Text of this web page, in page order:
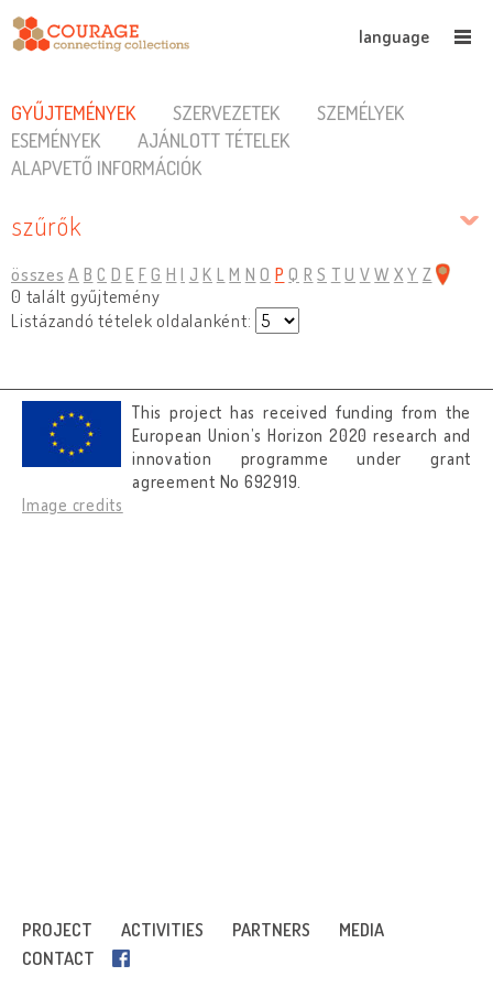
language
PROJECT ACTIVITIES PARTNERS
MEDIA
CONTACT
GYŰJTEMÉNYEK SZERVEZETEK
SZEMÉLYEK
ESEMÉNYEK
AJÁNLOTT TÉTELEK
ALAPVETŐ INFORMÁCIÓK
szűrők
összes A B C D E F G H I J K L M N O P Q R S T U V W X Y Z
0 talált gyűjtemény
Listázandó tételek oldalanként:
This project has received funding from the
European Union’s Horizon 2020 research and
innovation programme under grant
agreement No 692919.
Image credits